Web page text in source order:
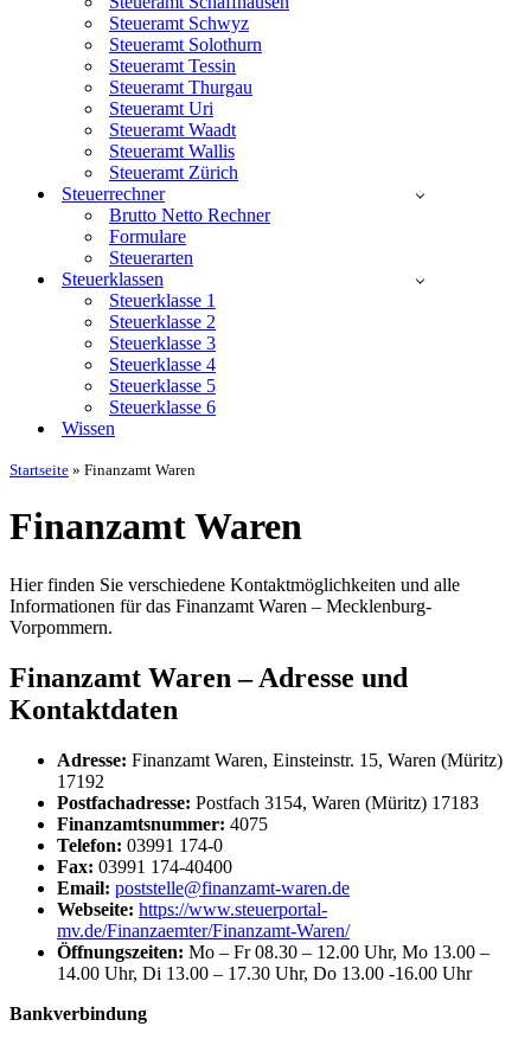
Steueramt Schwyz
Steueramt Solothurn
Steueramt Tessin
Steueramt Thurgau
Steueramt Uri
Steueramt Waadt
Steueramt Wallis
Steueramt Zürich
Steuerrechner
Brutto Netto Rechner
Formulare
Steuerarten
Steuerklassen
Steuerklasse 1
Steuerklasse 2
Steuerklasse 3
Steuerklasse 4
Steuerklasse 5
Steuerklasse 6
Wissen
Startseite » Finanzamt Waren
Finanzamt Waren
Hier finden Sie verschiedene Kontaktmöglichkeiten und alle
Informationen für das Finanzamt Waren – Mecklenburg-
Vorpommern.
Finanzamt Waren – Adresse und
Kontaktdaten
Adresse: Finanzamt Waren, Einsteinstr. 15, Waren (Müritz)
17192
Postfachadresse: Postfach 3154, Waren (Müritz) 17183
Finanzamtsnummer: 4075
Telefon: 03991 174-0
Fax: 03991 174-40400
Email: poststelle@finanzamt-waren.de
Webseite: https://www.steuerportal-
mv.de/Finanzaemter/Finanzamt-Waren/
Öffnungszeiten: Mo – Fr 08.30 – 12.00 Uhr, Mo 13.00 –
14.00 Uhr, Di 13.00 – 17.30 Uhr, Do 13.00 -16.00 Uhr
Bankverbindung